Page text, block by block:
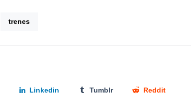
trenes
Linkedin Tumblr Reddit